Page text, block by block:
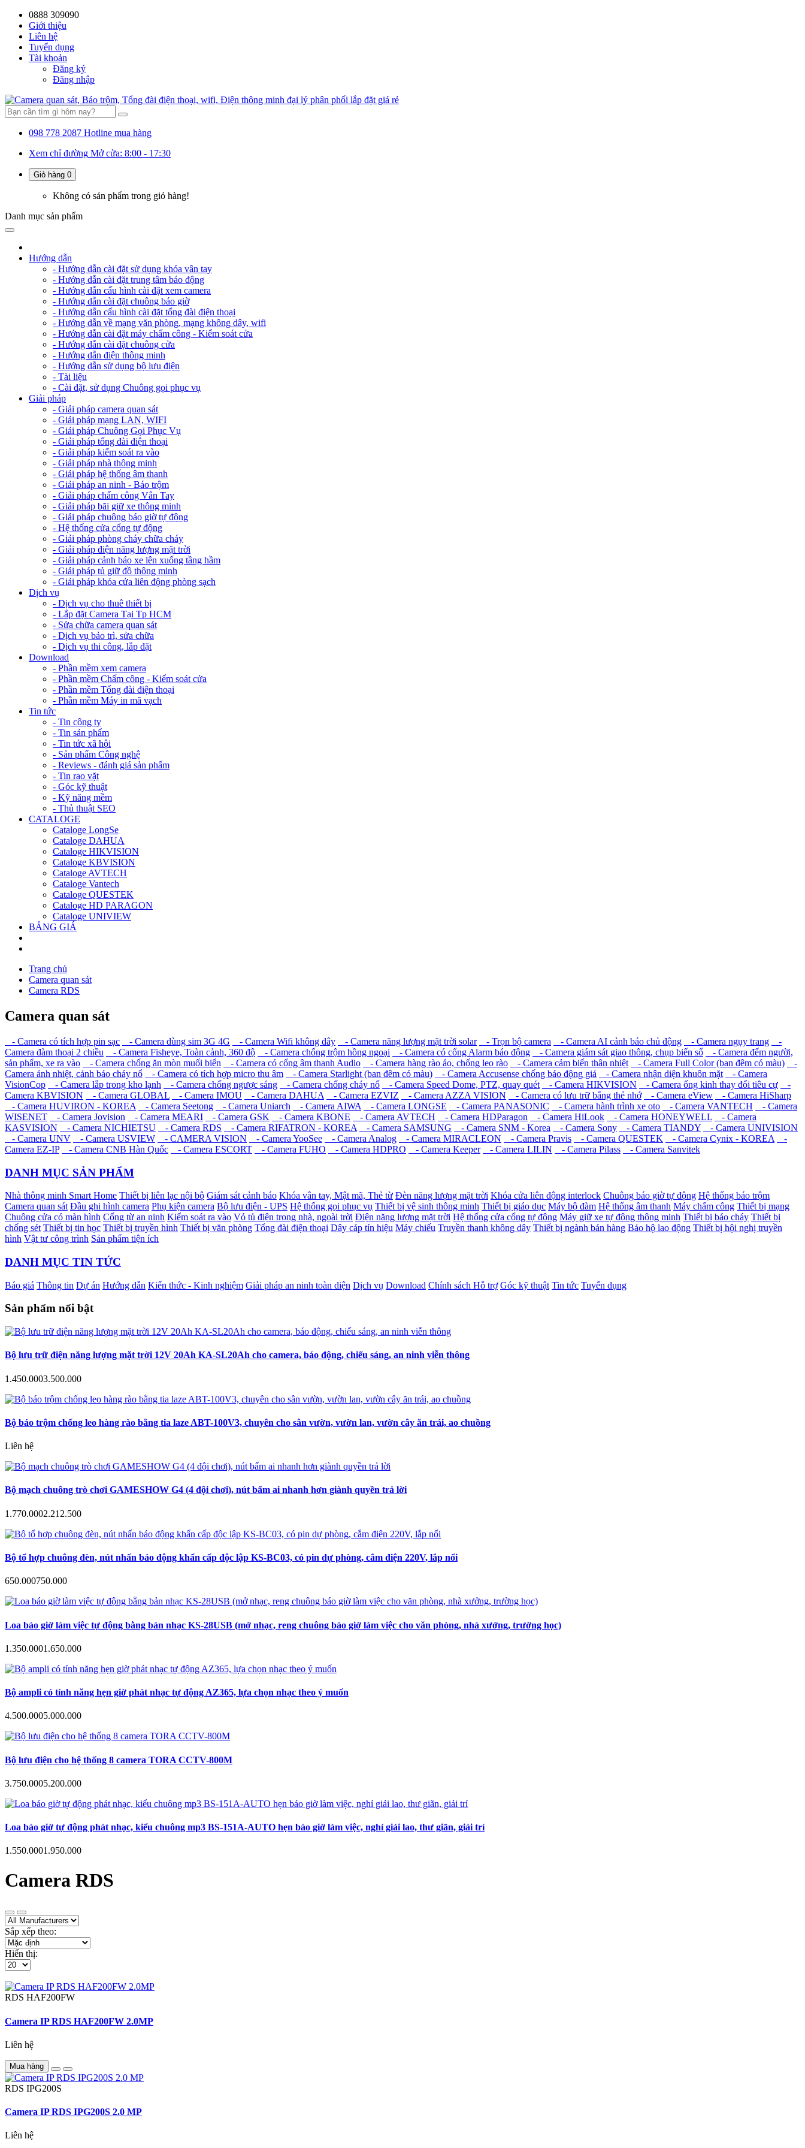
0888 309090
Giới thiệu
Liên hệ
Tuyển dụng
Tài khoản
Đăng ký
Đăng nhập
098 778 2087 Hotline mua hàng
Xem chỉ đường Mở cửa: 8:00 - 17:30
Giỏ hàng 0
Không có sản phẩm trong giỏ hàng!
Danh mục sản phẩm
Hướng dẫn
- Hướng dẫn cài đặt sử dụng khóa vân tay
- Hướng dẫn cài đặt trung tâm báo động
- Hướng dẫn cấu hình cài đặt xem camera
- Hướng dẫn cài đặt chuông báo giờ
- Hướng dẫn cấu hình cài đặt tổng đài điện thoại
- Hướng dẫn về mạng văn phòng, mạng không dây, wifi
- Hướng dẫn cài đặt máy chấm công - Kiểm soát cửa
- Hướng dẫn cài đặt chuông cửa
- Hướng dẫn điện thông minh
- Hướng dẫn sử dụng bộ lưu điện
- Tài liệu
- Cài đặt, sử dụng Chuông gọi phục vụ
Giải pháp
- Giải pháp camera quan sát
- Giải pháp mạng LAN, WIFI
- Giải pháp Chuông Gọi Phục Vụ
- Giải pháp tổng đài điện thoại
- Giải pháp kiểm soát ra vào
- Giải pháp nhà thông minh
- Giải pháp hệ thống âm thanh
- Giải pháp an ninh - Báo trộm
- Giải pháp chấm công Vân Tay
- Giải pháp bãi giữ xe thông minh
- Giải pháp chuông báo giờ tự động
- Hệ thống cửa cổng tự động
- Giải pháp phòng cháy chữa cháy
- Giải pháp điện năng lượng mặt trời
- Giải pháp cảnh báo xe lên xuống tầng hầm
- Giải pháp tủ giữ đồ thông minh
- Giải pháp khóa cửa liên động phòng sạch
Dịch vụ
- Dịch vụ cho thuê thiết bị
- Lắp đặt Camera Tại Tp HCM
- Sửa chữa camera quan sát
- Dịch vụ bảo trì, sửa chữa
- Dịch vụ thi công, lắp đặt
Download
- Phần mềm xem camera
- Phần mềm Chấm công - Kiểm soát cửa
- Phần mềm Tổng đài điện thoại
- Phần mềm Máy in mã vạch
Tin tức
- Tin công ty
- Tin sản phẩm
- Tin tức xã hội
- Sản phẩm Công nghệ
- Reviews - đánh giá sản phẩm
- Tin rao vặt
- Góc kỹ thuật
- Kỹ năng mềm
- Thủ thuật SEO
CATALOGE
Cataloge LongSe
Cataloge DAHUA
Cataloge HIKVISION
Cataloge KBVISION
Cataloge AVTECH
Cataloge Vantech
Cataloge QUESTEK
Cataloge HD PARAGON
Cataloge UNIVIEW
BẢNG GIÁ
Trang chủ
Camera quan sát
Camera RDS
Camera quan sát
- Camera có tích hợp pin sạc - Camera dùng sim 3G 4G - Camera Wifi không dây - Camera năng lượng mặt trời solar - Trọn bộ camera - Camera AI cảnh báo chủ động - Camera ngụy trang
-
Camera đàm thoại 2 chiều
- Camera Fisheye, Toàn cảnh, 360 độ - Camera chống trộm hồng ngoại - Camera có cổng Alarm báo động - Camera giám sát giao thông, chụp biển số
- Camera đếm người,
sản phẩm, xe ra vào
- Camera chống ăn mòn muối biển - Camera có cổng âm thanh Audio - Camera hàng rào ảo, chống leo rào - Camera cảm biến thân nhiệt - Camera Full Color (ban đêm có màu)
-
Camera ảnh nhiệt, cảnh báo cháy nổ
- Camera có tích hợp micro thu âm - Camera Starlight (ban đêm có màu) - Camera Accusense chống báo động giả - Camera nhận diện khuôn mặt
- Camera
VisionCop
- Camera lắp trong kho lạnh - Camera chống ngược sáng - Camera chống cháy nổ - Camera Speed Dome, PTZ, quay quét - Camera HIKVISION - Camera ống kinh thay đổi tiêu cự
-
Camera KBVISION
- Camera GLOBAL - Camera IMOU - Camera DAHUA - Camera EZVIZ - Camera AZZA VISION - Camera có lưu trữ bằng thẻ nhớ - Camera eView
- Camera HiSharp
- Camera HUVIRON - KOREA
- Camera Seetong - Camera Uniarch - Camera AIWA - Camera LONGSE - Camera PANASONIC - Camera hành trình xe oto - Camera VANTECH
- Camera
WISENET
- Camera Jovision - Camera MEARI - Camera GSK - Camera KBONE - Camera AVTECH - Camera HDParagon - Camera HiLook - Camera HONEYWELL
- Camera
KASVISION
- Camera NICHIETSU - Camera RDS - Camera RIFATRON - KOREA - Camera SAMSUNG - Camera SNM - Korea - Camera Sony - Camera TIANDY
- Camera UNIVISION
- Camera UNV
- Camera USVIEW - CAMERA VISION - Camera YooSee - Camera Analog - Camera MIRACLEON - Camera Pravis - Camera QUESTEK - Camera Cynix - KOREA
-
Camera EZ-IP
- Camera CNB Hàn Quốc - Camera ESCORT - Camera FUHO - Camera HDPRO - Camera Keeper - Camera LILIN - Camera Pilass - Camera Sanvitek
DANH MỤC SẢN PHẨM
Nhà thông minh Smart Home Thiết bị liên lạc nội bộ Giám sát cảnh báo Khóa vân tay, Mật mã, Thẻ từ Đèn năng lượng mặt trời Khóa cửa liên động interlock Chuông báo giờ tự động Hệ thống báo trộm
Camera quan sát Đầu ghi hình camera Phụ kiện camera Bộ lưu điện - UPS Hệ thống gọi phục vụ Thiết bị vệ sinh thông minh Thiết bị giáo dục Máy bộ đàm Hệ thống âm thanh Máy chấm công Thiết bị mạng
Chuông cửa có màn hình Cổng từ an ninh Kiểm soát ra vào Vỏ tủ điện trong nhà, ngoài trời Điện năng lượng mặt trời Hệ thống cửa cổng tự động Máy giữ xe tự động thông minh Thiết bị báo cháy Thiết bị
chống sét Thiết bị tin học Thiết bị truyền hình Thiết bị văn phòng Tổng đài điện thoại Dây cáp tín hiệu Máy chiếu Truyền thanh không dây Thiết bị ngành bán hàng Bảo hộ lao động Thiết bị hội nghị truyền
hình Vật tư công trình Sản phẩm tiện ích
DANH MỤC TIN TỨC
Báo giá Thông tin Dự án Hướng dẫn Kiến thức - Kinh nghiệm Giải pháp an ninh toàn diện Dịch vụ Download Chính sách Hỗ trợ Góc kỹ thuật Tin tức Tuyển dụng
Sản phẩm nổi bật
Bộ lưu trữ điện năng lượng mặt trời 12V 20Ah KA-SL20Ah cho camera, báo động, chiếu sáng, an ninh viễn thông
1.450.0003.500.000
Bộ báo trộm chống leo hàng rào bằng tia laze ABT-100V3, chuyên cho sân vườn, vườn lan, vườn cây ăn trái, ao chuồng
Liên hệ
Bộ mạch chuông trò chơi GAMESHOW G4 (4 đội chơi), nút bấm ai nhanh hơn giành quyền trả lời
1.770.0002.212.500
Bộ tổ hợp chuông đèn, nút nhấn báo động khẩn cấp độc lập KS-BC03, có pin dự phòng, cắm điện 220V, lắp nổi
650.000750.000
Loa báo giờ làm việc tự động bằng bản nhạc KS-28USB (mở nhạc, reng chuông báo giờ làm việc cho văn phòng, nhà xưởng, trường học)
1.350.0001.650.000
Bộ ampli có tính năng hẹn giờ phát nhạc tự động AZ365, lựa chọn nhạc theo ý muốn
4.500.0005.000.000
Bộ lưu điện cho hệ thống 8 camera TORA CCTV-800M
3.750.0005.200.000
Loa báo giờ tự động phát nhạc, kiểu chuông mp3 BS-151A-AUTO hẹn báo giờ làm việc, nghỉ giải lao, thư giãn, giải trí
1.550.0001.950.000
Camera RDS
Sắp xếp theo:
Hiển thị:
RDS HAF200FW
Camera IP RDS HAF200FW 2.0MP
Liên hệ
Mua hàng
RDS IPG200S
Camera IP RDS IPG200S 2.0 MP
Liên hệ